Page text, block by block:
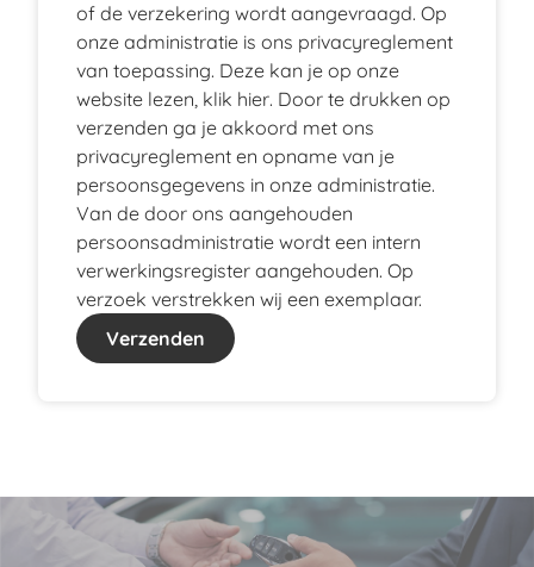
of de verzekering wordt aangevraagd. Op
onze administratie is ons privacyreglement
van toepassing. Deze kan je op onze
website lezen, klik hier. Door te drukken op
verzenden ga je akkoord met ons
privacyreglement en opname van je
persoonsgegevens in onze administratie.
Van de door ons aangehouden
persoonsadministratie wordt een intern
verwerkingsregister aangehouden. Op
verzoek verstrekken wij een exemplaar.